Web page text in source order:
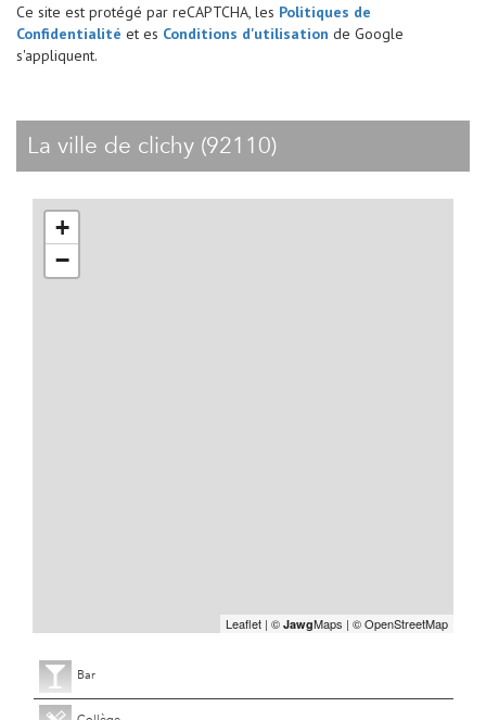
Ce site est protégé par reCAPTCHA, les Politiques de
Confidentialité et es Conditions d'utilisation de Google
s'appliquent.
la ville de clichy (92110)
+
−
Leaflet | © JawgMaps | © OpenStreetMap
Bar